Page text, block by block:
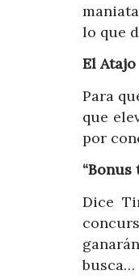
lo que
El Atajo
Para
que
por
“Bonus
Dice
busca…